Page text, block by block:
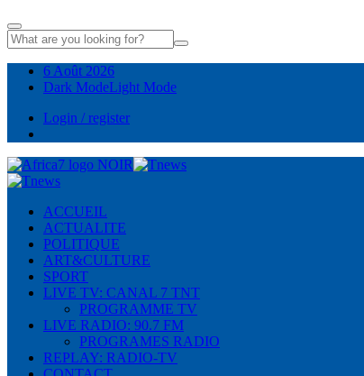
6 Août 2026
Dark ModeLight Mode
Login / register
ACCUEIL
ACTUALITE
POLITIQUE
ART&CULTURE
SPORT
LIVE TV: CANAL 7 TNT
PROGRAMME TV
LIVE RADIO: 90.7 FM
PROGRAMES RADIO
REPLAY: RADIO-TV